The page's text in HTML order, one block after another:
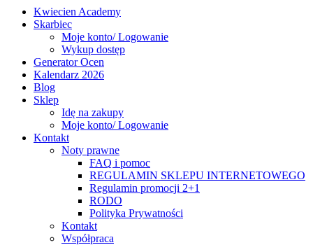
Kwiecien Academy
Skarbiec
Moje konto/ Logowanie
Wykup dostęp
Generator Ocen
Kalendarz 2026
Blog
Sklep
Idę na zakupy
Moje konto/ Logowanie
Kontakt
Noty prawne
FAQ i pomoc
REGULAMIN SKLEPU INTERNETOWEGO
Regulamin promocji 2+1
RODO
Polityka Prywatności
Kontakt
Współpraca